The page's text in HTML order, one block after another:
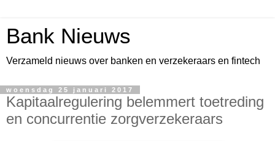
Bank Nieuws
Verzameld nieuws over banken en verzekeraars en fintech
woensdag 25 januari 2017
Kapitaalregulering belemmert toetreding
en concurrentie zorgverzekeraars